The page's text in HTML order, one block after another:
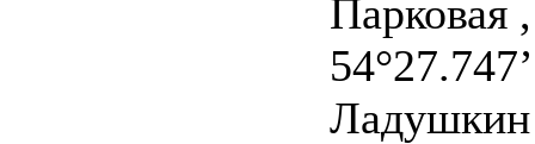
Парковая